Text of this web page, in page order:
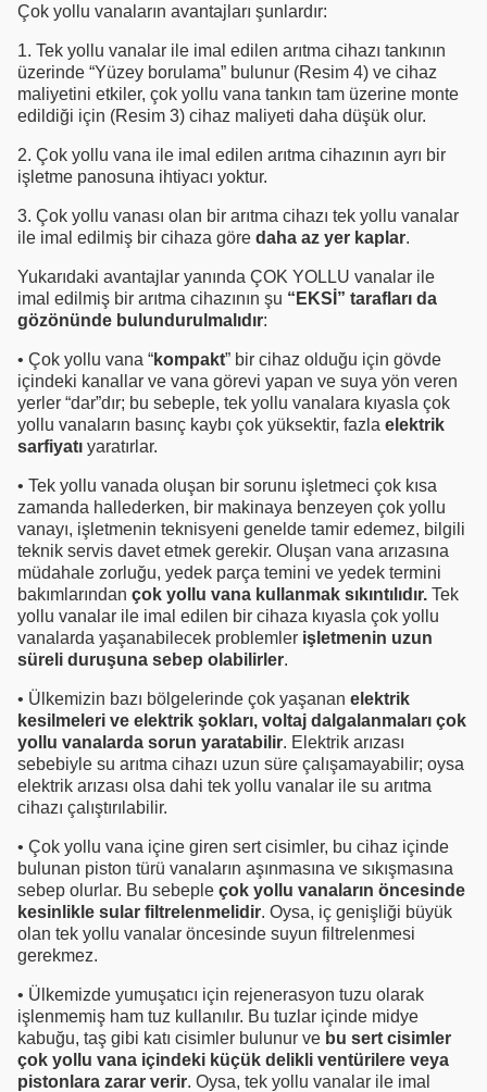
Çok yollu vanaların avantajları şunlardır:
1. Tek yollu vanalar ile imal edilen arıtma cihazı tankının
üzerinde “Yüzey borulama” bulunur (Resim 4) ve cihaz
maliyetini etkiler, çok yollu vana tankın tam üzerine monte
edildiği için (Resim 3) cihaz maliyeti daha düşük olur.
2. Çok yollu vana ile imal edilen arıtma cihazının ayrı bir
işletme panosuna ihtiyacı yoktur.
3. Çok yollu vanası olan bir arıtma cihazı tek yollu vanalar
ile imal edilmiş bir cihaza göre daha az yer kaplar.
Yukarıdaki avantajlar yanında ÇOK YOLLU vanalar ile
imal edilmiş bir arıtma cihazının şu “EKSİ” tarafları da
gözönünde bulundurulmalıdır:
• Çok yollu vana “kompakt” bir cihaz olduğu için gövde
içindeki kanallar ve vana görevi yapan ve suya yön veren
yerler “dar”dır; bu sebeple, tek yollu vanalara kıyasla çok
yollu vanaların basınç kaybı çok yüksektir, fazla elektrik
sarfiyatı yaratırlar.
• Tek yollu vanada oluşan bir sorunu işletmeci çok kısa
zamanda hallederken, bir makinaya benzeyen çok yollu
vanayı, işletmenin teknisyeni genelde tamir edemez, bilgili
teknik servis davet etmek gerekir. Oluşan vana arızasına
müdahale zorluğu, yedek parça temini ve yedek termini
bakımlarından çok yollu vana kullanmak sıkıntılıdır. Tek
yollu vanalar ile imal edilen bir cihaza kıyasla çok yollu
vanalarda yaşanabilecek problemler işletmenin uzun
süreli duruşuna sebep olabilirler.
• Ülkemizin bazı bölgelerinde çok yaşanan elektrik
kesilmeleri ve elektrik şokları, voltaj dalgalanmaları çok
yollu vanalarda sorun yaratabilir. Elektrik arızası
sebebiyle su arıtma cihazı uzun süre çalışamayabilir; oysa
elektrik arızası olsa dahi tek yollu vanalar ile su arıtma
cihazı çalıştırılabilir.
• Çok yollu vana içine giren sert cisimler, bu cihaz içinde
bulunan piston türü vanaların aşınmasına ve sıkışmasına
sebep olurlar. Bu sebeple çok yollu vanaların öncesinde
kesinlikle sular filtrelenmelidir. Oysa, iç genişliği büyük
olan tek yollu vanalar öncesinde suyun filtrelenmesi
gerekmez.
• Ülkemizde yumuşatıcı için rejenerasyon tuzu olarak
işlenmemiş ham tuz kullanılır. Bu tuzlar içinde midye
kabuğu, taş gibi katı cisimler bulunur ve bu sert cisimler
çok yollu vana içindeki küçük delikli ventürilere veya
pistonlara zarar verir. Oysa, tek yollu vanalar ile imal